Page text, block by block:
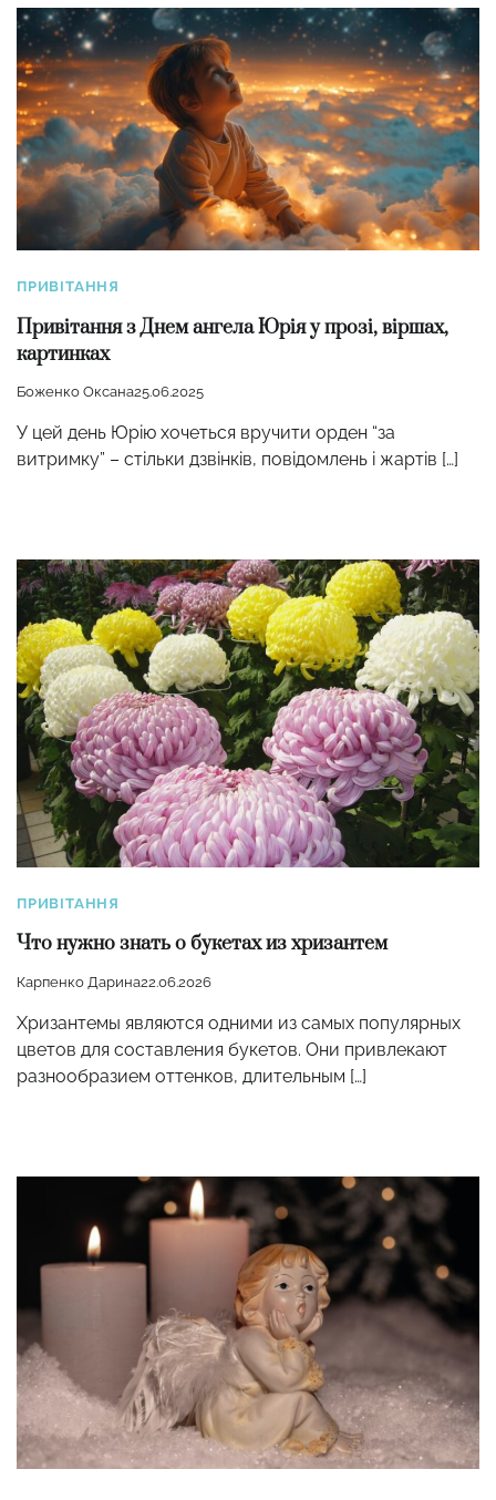
ПРИВІТАННЯ
Привітання з Днем ангела Юрія у прозі, віршах,
картинках
Боженко Оксана25.06.2025
У цей день Юрію хочеться вручити орден “за
витримку” – стільки дзвінків, повідомлень і жартів […]
ПРИВІТАННЯ
Что нужно знать о букетах из хризантем
Карпенко Дарина22.06.2026
Хризантемы являются одними из самых популярных
цветов для составления букетов. Они привлекают
разнообразием оттенков, длительным […]